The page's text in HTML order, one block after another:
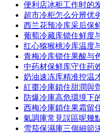
便利店冰柜工作时的
超市冷柜怎么分辨优
西兰花预冷库采后保
葡萄冷藏库锁住鲜度
红心猕猴桃冷库温度
青梅冷库锁住果酸与
中药材保鲜库守住药
奶油速冻库精准控温
紅棗冷庫鎖住甜潤與
防爆冷庫高危環境下
西梅冷庫鎖住果霜留
氣調庫常見誤區呢幾
雪茄保濕庫三個細節